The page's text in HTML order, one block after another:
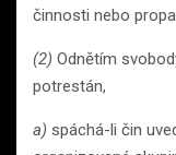
činnosti nebo
(2) Odnětím
potrestán,
a) spáchá-li čin